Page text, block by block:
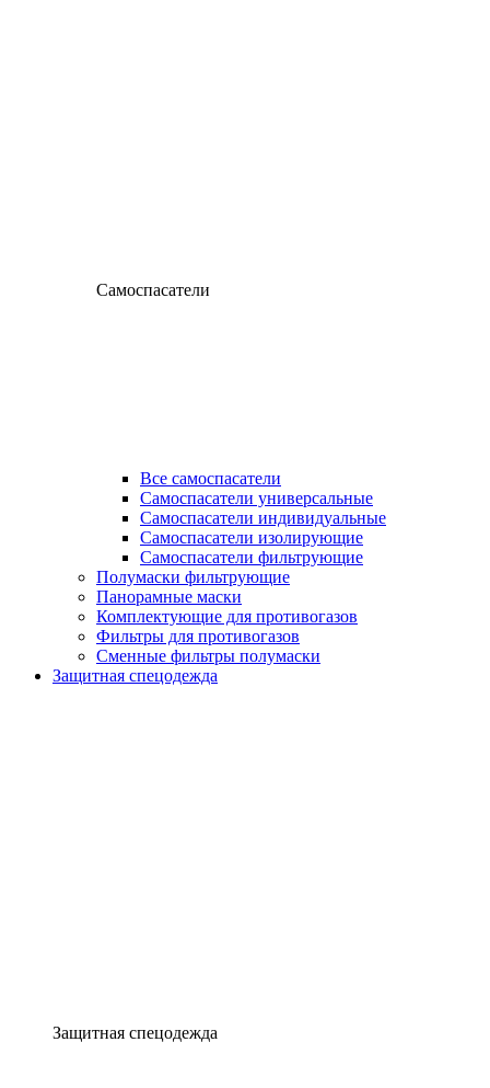
Самоспасатели
Все самоспасатели
Самоспасатели универсальные
Самоспасатели индивидуальные
Самоспасатели изолирующие
Самоспасатели фильтрующие
Полумаски фильтрующие
Панорамные маски
Комплектующие для противогазов
Фильтры для противогазов
Сменные фильтры полумаски
Защитная спецодежда
Защитная спецодежда